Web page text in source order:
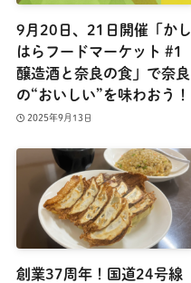
9月20日、21日開催「かし
はらフードマーケット #1
醸造酒と奈良の食」で奈良
の“おいしい”を味わおう！
2025年9月13日
創業37周年！国道24号線